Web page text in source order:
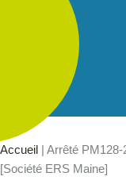
Accueil | Arrêté PM128-
[Société ERS Maine]